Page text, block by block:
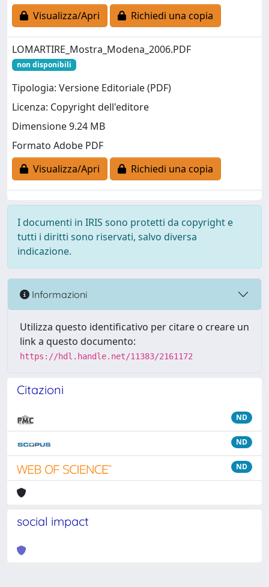
Visualizza/Apri
Richiedi una copia
LOMARTIRE_Mostra_Modena_2006.PDF
non disponibili
Tipologia: Versione Editoriale (PDF)
Licenza: Copyright dell'editore
Dimensione 9.24 MB
Formato Adobe PDF
Visualizza/Apri
Richiedi una copia
I documenti in IRIS sono protetti da copyright e
tutti i diritti sono riservati, salvo diversa
indicazione.
Informazioni
Utilizza questo identificativo per citare o creare un
link a questo documento:
https://hdl.handle.net/11383/2161172
Citazioni
ND
ND
ND
social impact